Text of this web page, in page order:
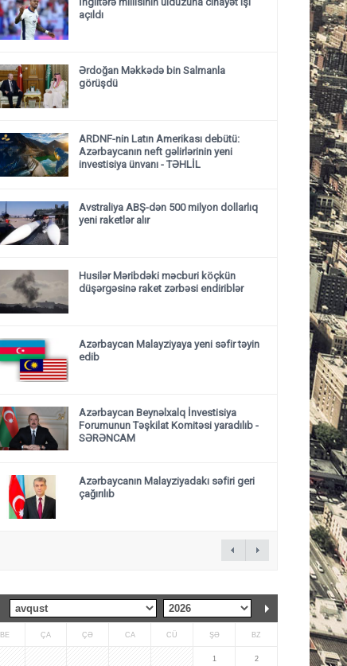
açıldı
Ərdoğan Məkkədə bin Salmanla
görüşdü
ARDNF-nin Latın Amerikası debütü:
Azərbaycanın neft gəlirlərinin yeni
investisiya ünvanı - TƏHLİL
Avstraliya ABŞ-dən 500 milyon dollarlıq
yeni raketlər alır
Husilər Məribdəki məcburi köçkün
düşərgəsinə raket zərbəsi endiriblər
Azərbaycan Malayziyaya yeni səfir təyin
edib
Azərbaycan Beynəlxalq İnvestisiya
Forumunun Təşkilat Komitəsi yaradılıb -
SƏRƏNCAM
Azərbaycanın Malayziyadakı səfiri geri
çağırılıb
BE ÇA ÇƏ CA CÜ ŞƏ BZ
1 2